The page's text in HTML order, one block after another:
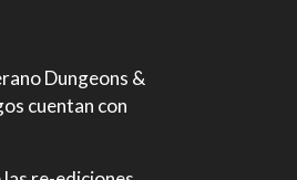
Dungeons &
cuentan con